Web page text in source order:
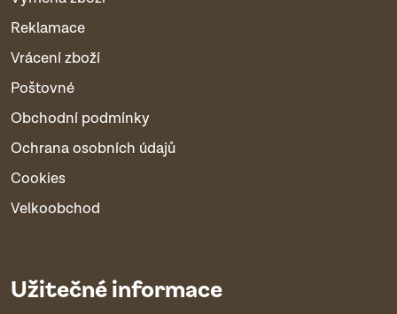
Reklamace
Vrácení zboží
Poštovné
Obchodní podmínky
Ochrana osobních údajů
Cookies
Velkoobchod
Užitečné informace